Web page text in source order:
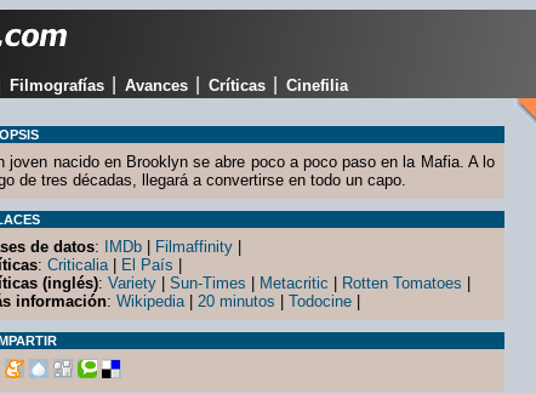
Filmografías Avances Críticas Cinefilia
joven nacido en Brooklyn se abre poco a poco paso en la Mafia. A lo
de tres décadas, llegará a convertirse en todo un capo.
de datos: IMDb Filmaffinity
: Criticalia| El País
(inglés): Variety Sun-Times Metacritic Rotten Tomatoes
información: Wikipedia| 20 minutos Todocine